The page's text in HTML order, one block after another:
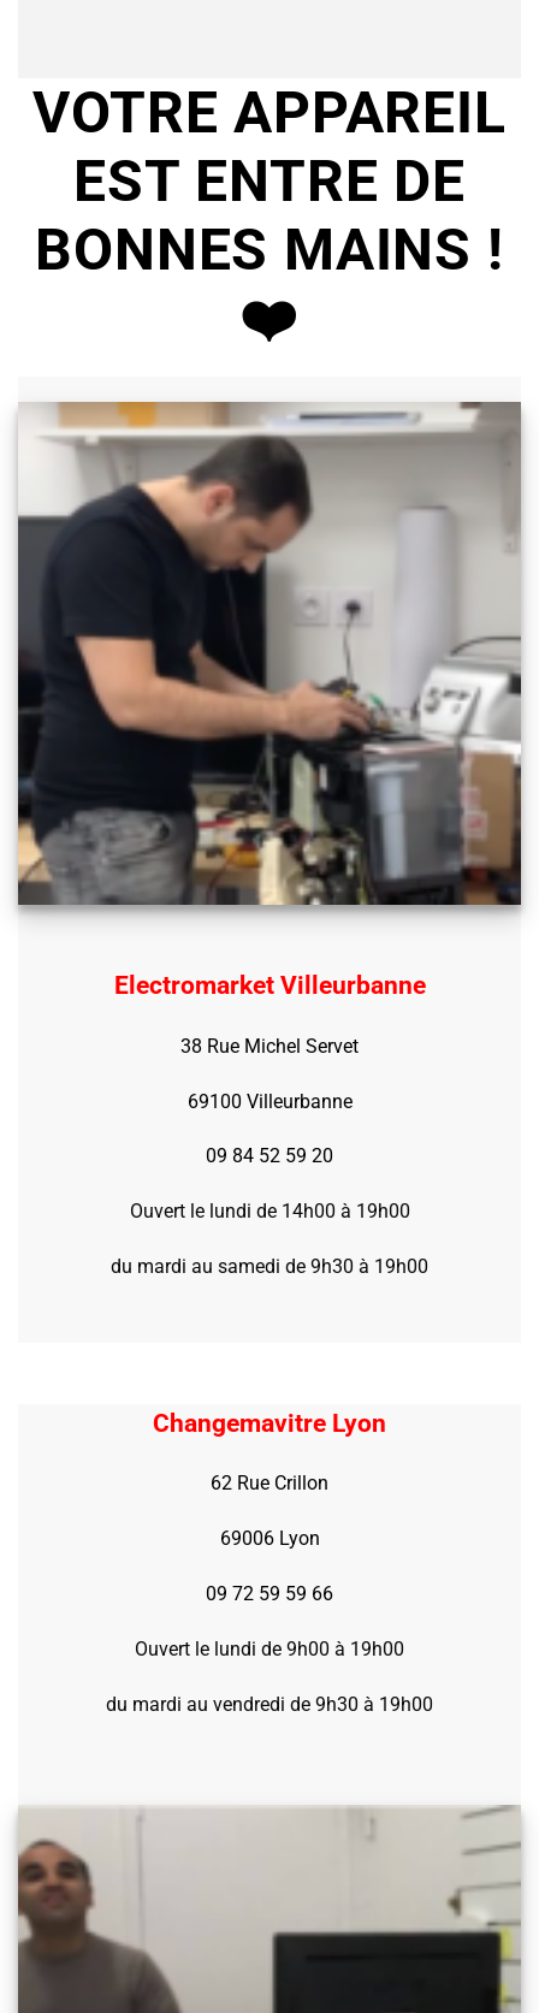
VOTRE APPAREIL
EST ENTRE DE
BONNES MAINS !
❤️
Electromarket Villeurbanne
38 Rue Michel Servet
69100 Villeurbanne
09 84 52 59 20
Ouvert le lundi de 14h00 à 19h00
du mardi au samedi de 9h30 à 19h00
Changemavitre Lyon
62 Rue Crillon
69006 Lyon
09 72 59 59 66
Ouvert le lundi de 9h00 à 19h00
du mardi au vendredi de 9h30 à 19h00